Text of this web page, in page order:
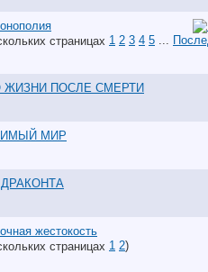
1 2 3 4 5 ...
ЖИЗНИ ПОСЛЕ СМЕРТИ
МИР
жестокость
1 2)